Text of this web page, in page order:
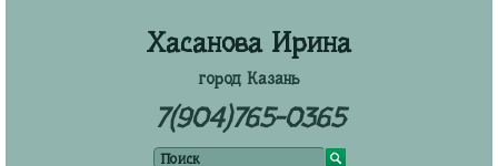
Хасанова Ирина
город Казань
7(904)765-0365